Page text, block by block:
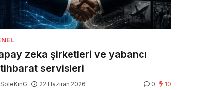
zeka şirketleri ve yabancı
servisleri
SoleKinG 22 Haziran 2026 0 10